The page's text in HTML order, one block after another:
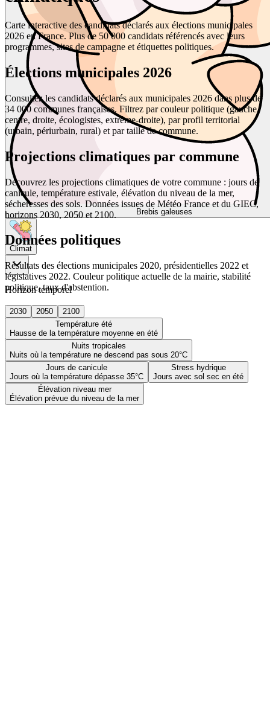
Brebis galeuses
Climat
Horizon temporel
2030 2050
2100
Température été
Hausse de la température moyenne en été
Nuits tropicales
Nuits où la température ne descend pas sous 20°C
Jours de canicule
Jours où la température dépasse 35°C
Stress hydrique
Jours avec sol sec en été
Élévation niveau mer
Élévation prévue du niveau de la mer
Carte interactive des candidats déclarés aux élections municipales
2026 en France. Plus de 50 000 candidats référencés avec leurs
programmes, sites de campagne et étiquettes politiques.
Élections municipales 2026
Consultez les candidats déclarés aux municipales 2026 dans plus de
34 000 communes françaises. Filtrez par couleur politique (gauche,
centre, droite, écologistes, extrême-droite), par profil territorial
(urbain, périurbain, rural) et par taille de commune.
Projections climatiques par commune
Découvrez les projections climatiques de votre commune : jours de
canicule, température estivale, élévation du niveau de la mer,
sécheresses des sols. Données issues de Météo France et du GIEC,
horizons 2030, 2050 et 2100.
Données politiques
Résultats des élections municipales 2020, présidentielles 2022 et
législatives 2022. Couleur politique actuelle de la mairie, stabilité
politique, taux d'abstention.